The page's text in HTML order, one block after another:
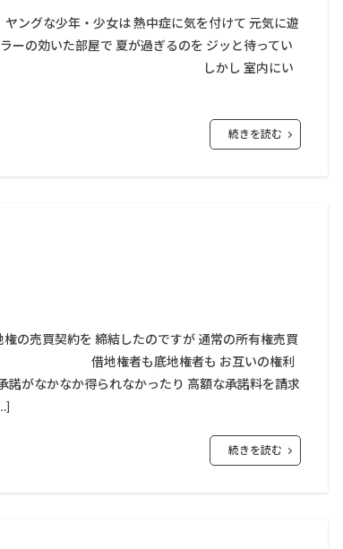
・少女は 熱中症に気を付けて 元気に遊
部屋で 夏が過ぎるのを ジッと待ってい
。 しかし 室内にい
続きを読む
契約を 締結したのですが 通常の所有権売買
。 借地権者も底地権者も お互いの権利
諾がなかなか得られなかったり 高額な承諾料を請求
続きを読む